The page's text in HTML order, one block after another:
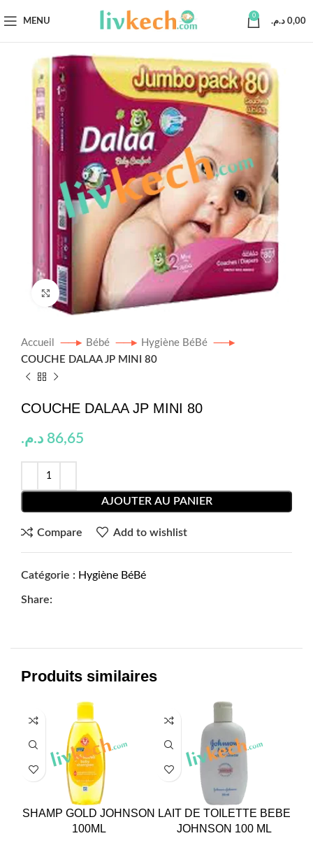
MENU
0
0,00 د.م.
Click to enlarge
Accueil Bébé
Hygiène BéBé
COUCHE DALAA JP MINI 80
COUCHE DALAA JP MINI 80
86,65 د.م.
AJOUTER AU PANIER
Compare Add to wishlist
Catégorie : Hygiène BéBé
Share:
Produits similaires
SHAMP GOLD JOHNSON
100ML
LAIT DE TOILETTE BEBE
JOHNSON 100 ML